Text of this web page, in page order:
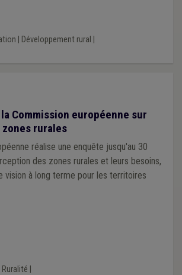
Développement rural
Commission européenne sur
rurales
réalise une enquête jusqu'au 30
des zones rurales et leurs besoins,
vision à long terme pour les territoires
Ruralité